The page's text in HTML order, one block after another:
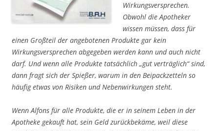
Wirkungsversprechen.
Obwohl die Apotheker
wissen müssen, dass für
einen Großteil der angebotenen Produkte gar kein
Wirkungsversprechen abgegeben werden kann und auch nicht
darf. Und wenn alle Produkte tatsächlich „gut verträglich“sind,
dann fragt sich der Spießer, warum in den Beipackzetteln so
häufig etwas von Risiken und Nebenwirkungen steht.
Wenn Alfons für alle Produkte, die er in seinem Leben in der
Apotheke gekauft hat, sein Geld zurückbekäme, weil diese